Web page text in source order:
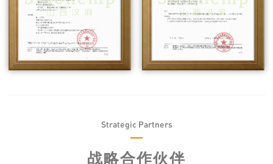
Strategic Partners
战略合作伙伴